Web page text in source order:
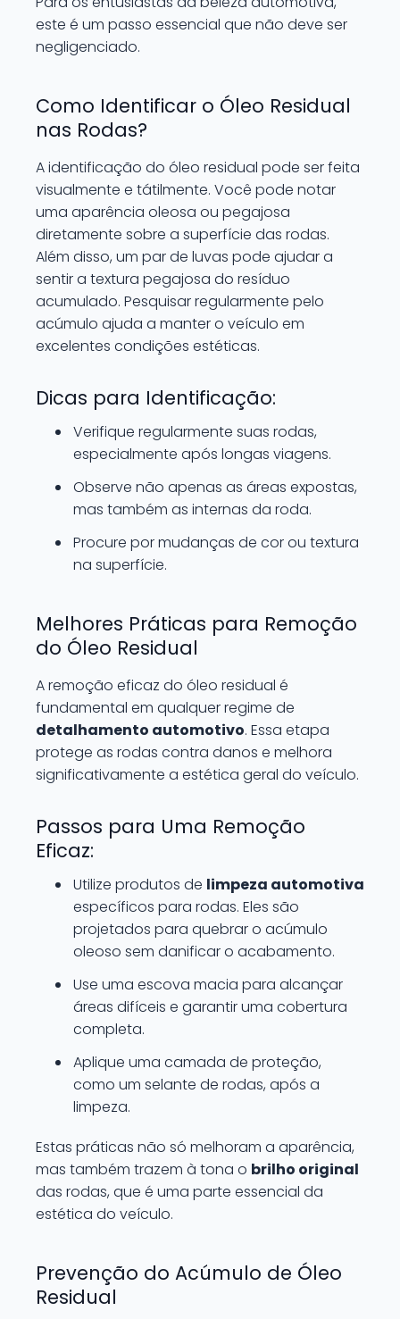
este é um passo essencial que não deve ser
negligenciado.
Como Identificar o Óleo Residual
nas Rodas?
A identificação do óleo residual pode ser feita
visualmente e tátilmente. Você pode notar
uma aparência oleosa ou pegajosa
diretamente sobre a superfície das rodas.
Além disso, um par de luvas pode ajudar a
sentir a textura pegajosa do resíduo
acumulado. Pesquisar regularmente pelo
acúmulo ajuda a manter o veículo em
excelentes condições estéticas.
Dicas para Identificação:
Verifique regularmente suas rodas,
especialmente após longas viagens.
Observe não apenas as áreas expostas,
mas também as internas da roda.
Procure por mudanças de cor ou textura
na superfície.
Melhores Práticas para Remoção
do Óleo Residual
A remoção eficaz do óleo residual é
fundamental em qualquer regime de
detalhamento automotivo. Essa etapa
protege as rodas contra danos e melhora
significativamente a estética geral do veículo.
Passos para Uma Remoção
Eficaz:
Utilize produtos de limpeza automotiva
específicos para rodas. Eles são
projetados para quebrar o acúmulo
oleoso sem danificar o acabamento.
Use uma escova macia para alcançar
áreas difíceis e garantir uma cobertura
completa.
Aplique uma camada de proteção,
como um selante de rodas, após a
limpeza.
Estas práticas não só melhoram a aparência,
mas também trazem à tona o brilho original
das rodas, que é uma parte essencial da
estética do veículo.
Prevenção do Acúmulo de Óleo
Residual